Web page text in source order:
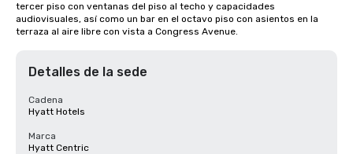
tercer piso con ventanas del piso al techo y capacidades
audiovisuales, así como un bar en el octavo piso con asientos en la
terraza al aire libre con vista a Congress Avenue.
Detalles de la sede
Cadena
Hyatt Hotels
Marca
Hyatt Centric